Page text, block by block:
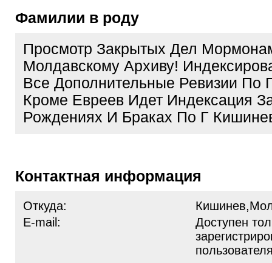
Фамилии в роду
Просмотр Закрытых Дел
Молдавскому Архиву!
Все Дополнительные Ревизии По
Кроме Евреев Идет Индексация
Рождениях И Браках По Г
Контактная информация
Откуда:
E-mail:
Доступен